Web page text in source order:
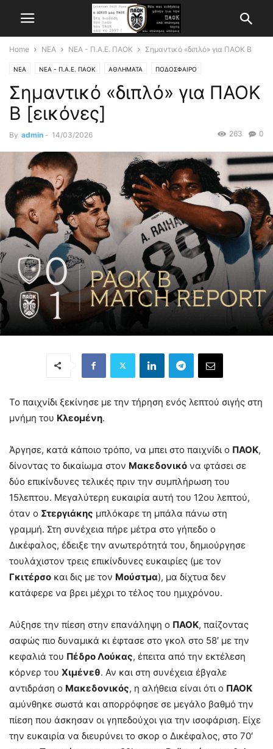
Home ΝΕΑ ΝΕΑ - Π.Α.Ε. ΠΑΟΚ Σημαντικό «διπλό» για ΠΑΟΚ Β
ΝΕΑ ΝΕΑ - Π.Α.Ε. ΠΑΟΚ ΑΘΛΗΜΑΤΑ ΠΟΔΟΣΦΑΙΡΟ
Σημαντικό «διπλό» για ΠΑΟΚ
Β [εικόνες]
By admin - 14/03/2026 0
263
Το παιχνίδι ξεκίνησε με την τήρηση ενός λεπτού σιγής στη
μνήμη του Κλεομένη.
Άργησε, κατά κάποιο τρόπο, να μπει στο παιχνίδι ο ΠΑΟΚ,
δίνοντας το δικαίωμα στον Μακεδονικό να φτάσει σε
δύο επικίνδυνες τελικές πριν την συμπλήρωση του
15λεπτου. Μεγαλύτερη ευκαιρία αυτή του 12ου λεπτού,
όταν ο Στεργιάκης μπλόκαρε τη μπάλα πάνω στη
γραμμή. Στη συνέχεια πήρε μέτρα στο γήπεδο ο
Δικέφαλος, έδειξε την ανωτερότητά του, δημιούργησε
τουλάχιστον τρεις επικίνδυνες ευκαιρίες (με τον
Γκιτέρσο και δις με τον Μούστμα), μα δίχτυα δεν
κατάφερε να βρει μέχρι το τέλος του ημιχρόνου.
Αύξησε την πίεση στην επανάληψη ο ΠΑΟΚ, παίζοντας
σαφώς πιο δυναμικά κι έφτασε στο γκολ στο 58′ με την
κεφαλιά του Πέδρο Λούκας, έπειτα από την εκτέλεση
κόρνερ του Χιμένεθ. Αν και στη συνέχεια έβγαλε
αντιδράση ο Μακεδονικός, η αλήθεια είναι ότι ο ΠΑΟΚ
αμύνθηκε σωστά και απορρόφησε σε μεγάλο βαθμό την
πίεση που άσκησαν οι γηπεδούχοι για την ισοφάριση. Είχε
την ευκαιρία να διευρύνει το σκορ ο Δικέφαλος, στο 70′